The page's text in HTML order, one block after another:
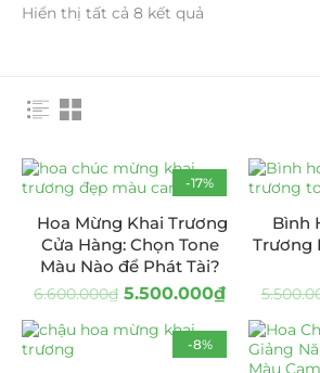
Hiển thị tất cả 8 kết quả
-17%
Hoa Mừng Khai Trương
Cửa Hàng: Chọn Tone
Màu Nào để Phát Tài?
6.600.000₫ 5.500.000₫
Bình
Trương
-8%